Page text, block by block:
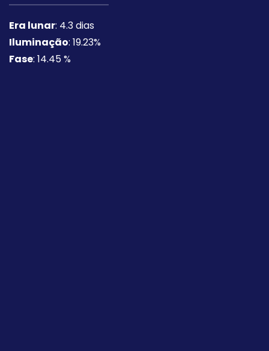
Era lunar: 4.3 dias
Iluminação: 19.23%
Fase: 14.45 %